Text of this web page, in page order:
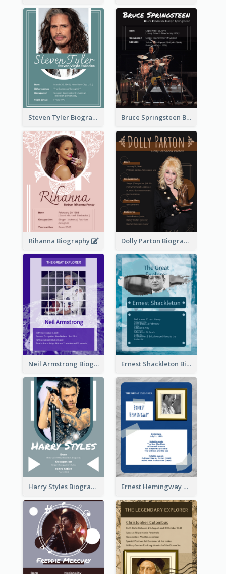
Steven Tyler Biography Bruce Springsteen Biography
Rihanna Biography Dolly Parton Biography
Neil Armstrong Biography Ernest Shackleton Biography
Harry Styles Biography Ernest Hemingway Biography